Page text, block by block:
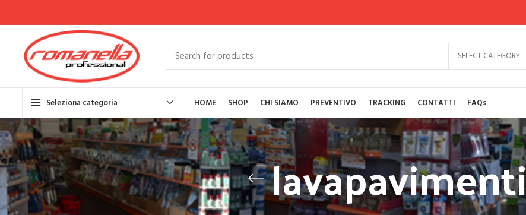
SELECT CATEGORY
Seleziona categoria HOME SHOP CHI SIAMO PREVENTIVO TRACKING CONTATTI FAQs